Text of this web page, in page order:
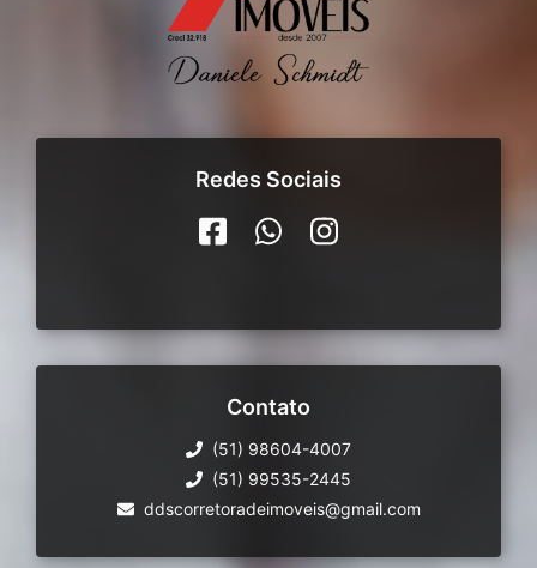
Redes Sociais
Contato
(51) 98604-4007
(51) 99535-2445
ddscorretoradeimoveis@gmail.com